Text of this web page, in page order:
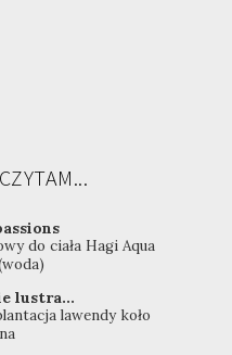
do ciała Hagi Aqua
lustra...
lawendy koło